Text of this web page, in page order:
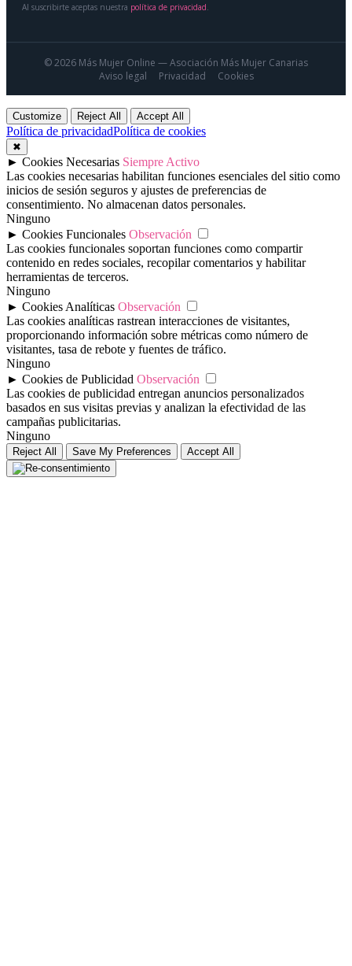
Al suscribirte aceptas nuestra política de privacidad.
© 2026 Más Mujer Online — Asociación Más Mujer Canarias
Aviso legal
Privacidad Cookies
Customize Reject All Accept All
Política de privacidadPolítica de cookies
✖
► Cookies Necesarias Siempre Activo
Las cookies necesarias habilitan funciones esenciales del sitio como
inicios de sesión seguros y ajustes de preferencias de
consentimiento. No almacenan datos personales.
Ninguno
► Cookies Funcionales Observación
Las cookies funcionales soportan funciones como compartir
contenido en redes sociales, recopilar comentarios y habilitar
herramientas de terceros.
Ninguno
► Cookies Analíticas Observación
Las cookies analíticas rastrean interacciones de visitantes,
proporcionando información sobre métricas como número de
visitantes, tasa de rebote y fuentes de tráfico.
Ninguno
► Cookies de Publicidad Observación
Las cookies de publicidad entregan anuncios personalizados
basados en sus visitas previas y analizan la efectividad de las
campañas publicitarias.
Ninguno
Reject All Save My Preferences Accept All